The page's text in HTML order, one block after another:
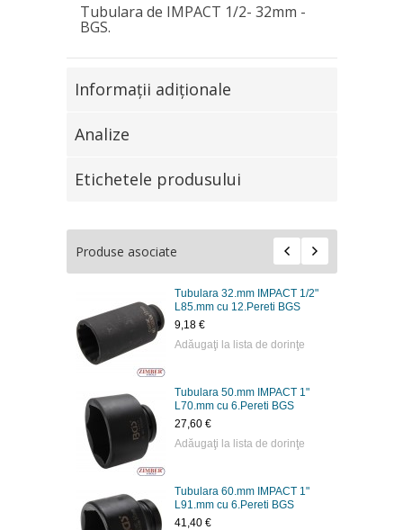
Tubulara de IMPACT 1/2- 32mm -
BGS.
Informaţii adiţionale
Analize
Etichetele produsului
Produse asociate
Tubulara 32.mm IMPACT 1/2"
L85.mm cu 12.Pereti BGS
9,18 €
Adăugaţi la lista de dorinţe
Tubulara 50.mm IMPACT 1"
L70.mm cu 6.Pereti BGS
27,60 €
Adăugaţi la lista de dorinţe
Tubulara 60.mm IMPACT 1"
L91.mm cu 6.Pereti BGS
41,40 €